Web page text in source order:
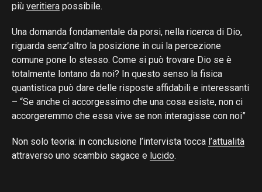
più veritiera possibile.
Una domanda fondamentale da porsi, nella ricerca di Dio,
riguarda senz’altro la posizione in cui la percezione
comune pone lo stesso. Come si può trovare Dio se è
totalmente lontano da noi? In questo senso la fisica
quantistica può dare delle risposte affidabili e interessanti
– “Se anche ci accorgessimo che una cosa esiste, non ci
accorgeremmo che essa vive se non interagisse con noi”
Non solo teoria: in conclusione l’intervista tocca l’attualità
attraverso uno scambio sagace e lucido.